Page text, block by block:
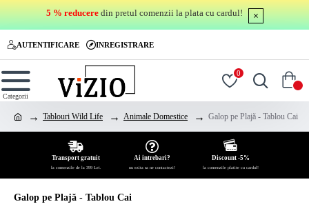
5 % reducere din pretul comenzii la plata cu cardul!
AUTENTIFICARE INREGISTRARE
0
Tablouri Wild Life Animale Domestice Galop pe Plajă - Tablou Cai
Transport gratuit
la comenzile de la 399 Lei.
Ai intrebari?
nu ezita sa ne contactezi!
Discount -5%
la comenzile platite cu cardul!
Galop pe Plajă - Tablou Cai